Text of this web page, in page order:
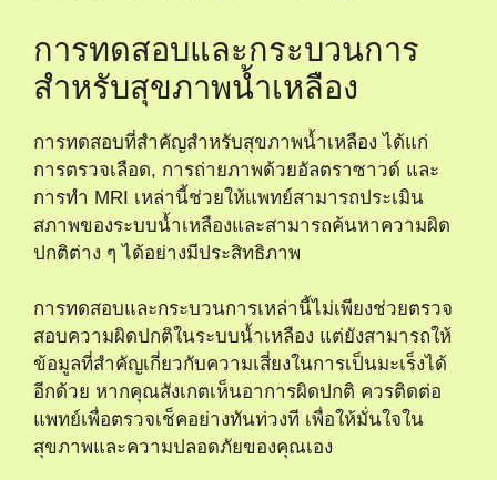
การทดสอบและกระบวนการ
สำหรับสุขภาพน้ำเหลือง
การทดสอบที่สำคัญสำหรับสุขภาพน้ำเหลือง ได้แก่
การตรวจเลือด, การถ่ายภาพด้วยอัลตราซาวด์ และ
การทำ MRI เหล่านี้ช่วยให้แพทย์สามารถประเมิน
สภาพของระบบน้ำเหลืองและสามารถค้นหาความผิด
ปกติต่าง ๆ ได้อย่างมีประสิทธิภาพ
การทดสอบและกระบวนการเหล่านี้ไม่เพียงช่วยตรวจ
สอบความผิดปกติในระบบน้ำเหลือง แต่ยังสามารถให้
ข้อมูลที่สำคัญเกี่ยวกับความเสี่ยงในการเป็นมะเร็งได้
อีกด้วย หากคุณสังเกตเห็นอาการผิดปกติ ควรติดต่อ
แพทย์เพื่อตรวจเช็คอย่างทันท่วงที เพื่อให้มั่นใจใน
สุขภาพและความปลอดภัยของคุณเอง